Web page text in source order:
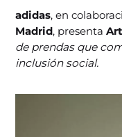
adidas, en
Madrid, presenta
de prendas que
inclusión social.